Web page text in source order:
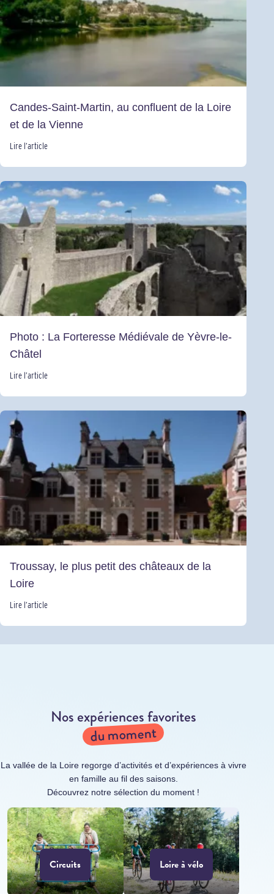
Candes-Saint-Martin, au confluent de la Loire
et de la Vienne
Lire l’article
Photo : La Forteresse Médiévale de Yèvre-le-
Châtel
Lire l’article
Troussay, le plus petit des châteaux de la
Loire
Lire l’article
Nos expériences favorites
du moment
La vallée de la Loire regorge d’activités et d’expériences à vivre
en famille au fil des saisons.
Découvrez notre sélection du moment !
Circuits Loire à vélo